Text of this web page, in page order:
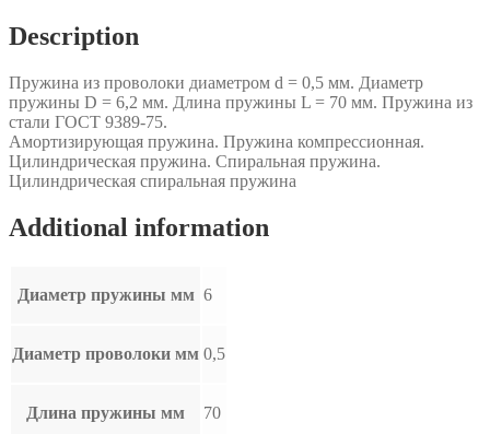
quantity
Description
Пружина из проволоки диаметром d = 0,5 мм. Диаметр
пружины D = 6,2 мм. Длина пружины L = 70 мм. Пружина из
стали ГОСТ 9389-75.
Амортизирующая пружина. Пружина компрессионная.
Цилиндрическая пружина. Спиральная пружина.
Цилиндрическая спиральная пружина
Additional information
Диаметр пружины мм 6
Диаметр проволоки мм 0,5
Длина пружины мм 70